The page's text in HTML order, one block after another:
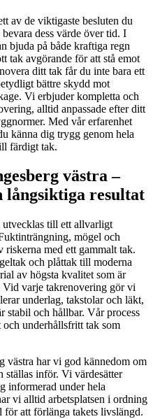
av de viktigaste besluten du
dess värde över tid. I
bjuda på både kraftiga regn
tak avgörande för att stå emot
ditt tak får du inte bara ett
bättre skydd mot
Vi erbjuder kompletta och
alltid anpassade efter ditt
Med vår erfarenhet
känna dig trygg genom hela
färdigt tak.
västra –
långsiktiga resultat
utvecklas till ett allvarligt
mögel och
riskerna med ett gammalt tak.
och plåttak till moderna
av högsta kvalitet som är
Vid varje takrenovering gör vi
underlag, takstolar och läkt,
stabil och hållbar. Vår process
och underhållsfritt tak som
västra har vi god kännedom om
ställas inför. Vi värdesätter
informerad under hela
vi alltid arbetsplatsen i ordning
att förlänga takets livslängd.